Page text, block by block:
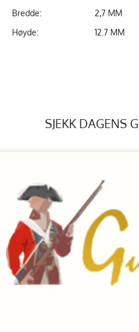
Bredde:
2,7 MM
Høyde:
12.7 MM
SJEKK DAGENS